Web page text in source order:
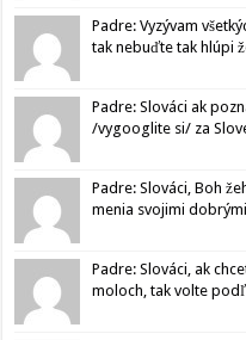
Padre: Vyzývam
tak nebuďte tak hlúpi
Padre: Slováci ak
/vygooglite si/ za
Padre: Slováci, Boh
menia svojimi
Padre: Slováci, ak
moloch, tak volte